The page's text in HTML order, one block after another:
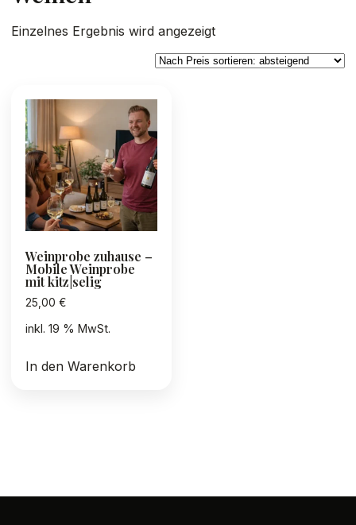
Einzelnes Ergebnis wird angezeigt
Weinprobe zuhause –
Mobile Weinprobe
mit kitz|selig
25,00 €
inkl. 19 % MwSt.
In den Warenkorb